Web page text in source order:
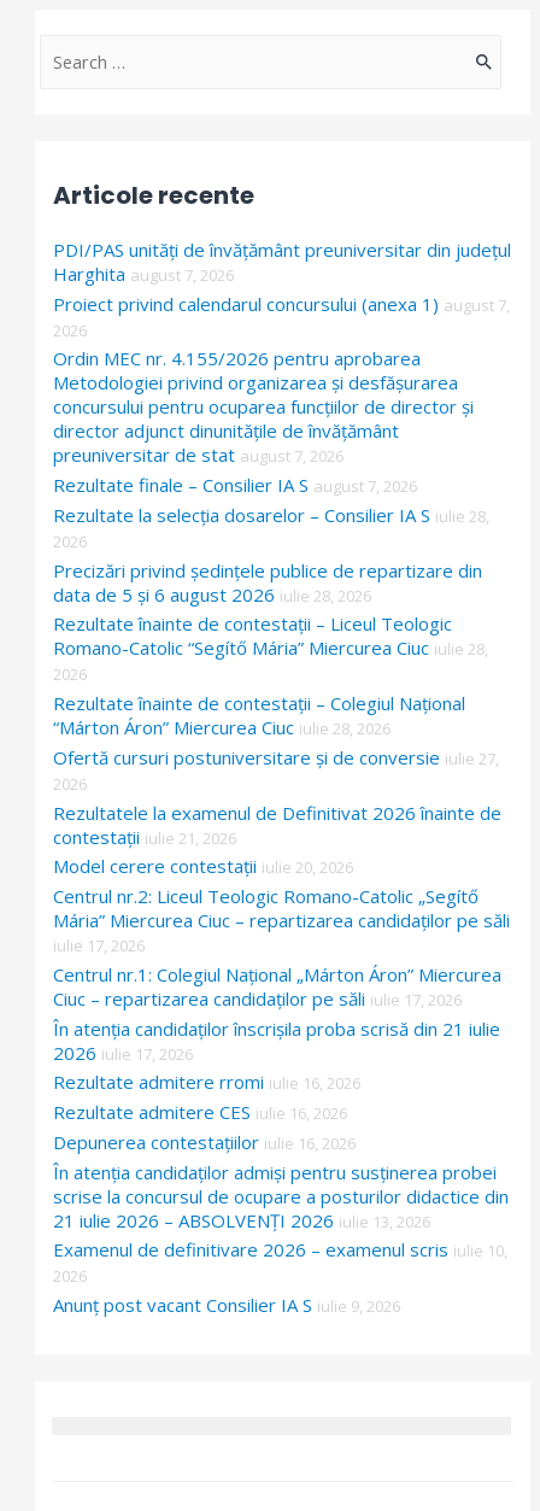
S
c
f
o
r
:
Articole recente
PDI/PAS unități de învățământ preuniversitar din județul
Harghita august 7, 2026
Proiect privind calendarul concursului (anexa 1) august 7,
2026
Ordin MEC nr. 4.155/2026 pentru aprobarea
Metodologiei privind organizarea și desfășurarea
concursului pentru ocuparea funcțiilor de director și
director adjunct dinunitățile de învățământ
preuniversitar de stat august 7, 2026
Rezultate finale – Consilier IA S august 7, 2026
Rezultate la selecția dosarelor – Consilier IA S iulie 28,
2026
Precizări privind ședințele publice de repartizare din
data de 5 și 6 august 2026 iulie 28, 2026
Rezultate înainte de contestații – Liceul Teologic
Romano-Catolic “Segítő Mária” Miercurea Ciuc iulie 28,
2026
Rezultate înainte de contestații – Colegiul Național
“Márton Áron” Miercurea Ciuc iulie 28, 2026
Ofertă cursuri postuniversitare și de conversie iulie 27,
2026
Rezultatele la examenul de Definitivat 2026 înainte de
contestații iulie 21, 2026
Model cerere contestații iulie 20, 2026
Centrul nr.2: Liceul Teologic Romano-Catolic „Segítő
Mária” Miercurea Ciuc – repartizarea candidaților pe săli
iulie 17, 2026
Centrul nr.1: Colegiul Național „Márton Áron” Miercurea
Ciuc – repartizarea candidaților pe săli iulie 17, 2026
În atenția candidaților înscrișila proba scrisă din 21 iulie
2026 iulie 17, 2026
Rezultate admitere rromi iulie 16, 2026
Rezultate admitere CES iulie 16, 2026
Depunerea contestațiilor iulie 16, 2026
În atenția candidaților admiși pentru susținerea probei
scrise la concursul de ocupare a posturilor didactice din
21 iulie 2026 – ABSOLVENȚI 2026 iulie 13, 2026
Examenul de definitivare 2026 – examenul scris iulie 10,
2026
Anunț post vacant Consilier IA S iulie 9, 2026